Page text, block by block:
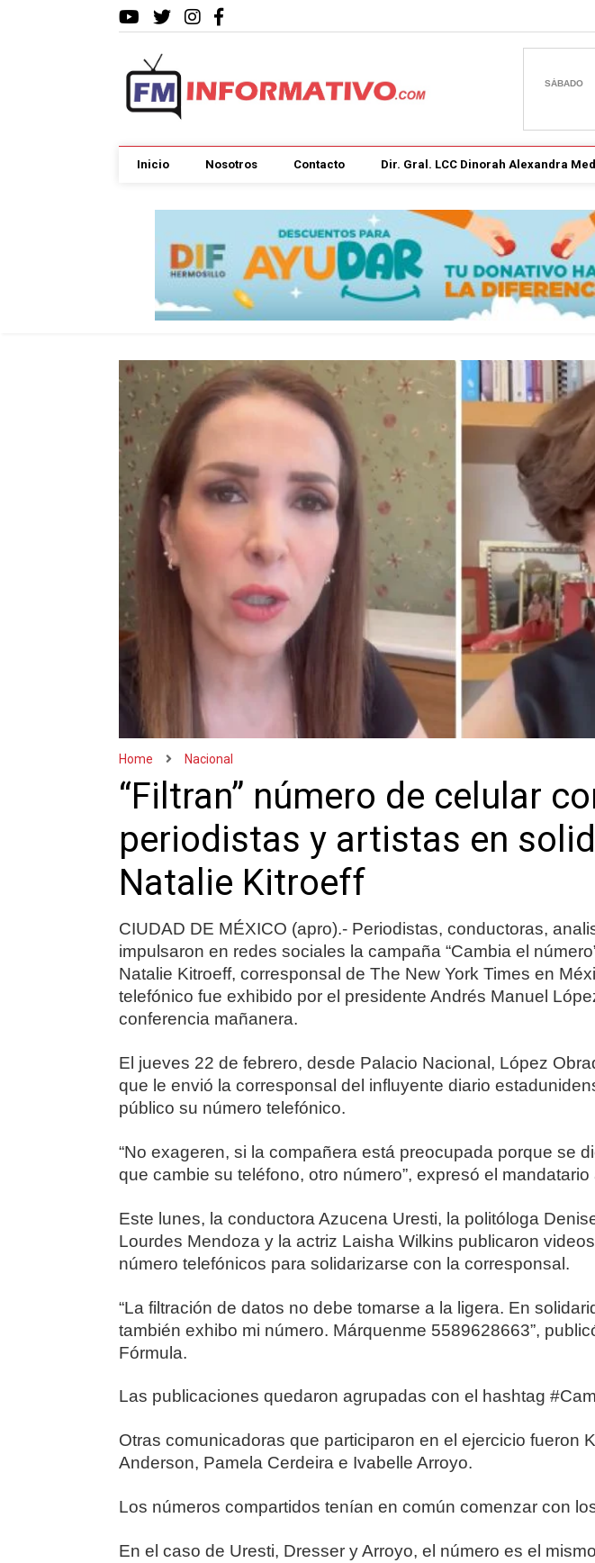
Inicio Nosotros Contacto Dir. Gral. LCC Dinorah Alexandra
Home Nacional
“Filtran” número de celular
periodistas y artistas en
Natalie Kitroeff
CIUDAD DE MÉXICO (apro).- Periodistas, conductoras,
impulsaron en redes sociales la campaña “Cambia el
Natalie Kitroeff, corresponsal de The New York Times en
telefónico fue exhibido por el presidente Andrés Manuel
conferencia mañanera.
El jueves 22 de febrero, desde Palacio Nacional, López
que le envió la corresponsal del influyente diario
público su número telefónico.
“No exageren, si la compañera está preocupada porque se
que cambie su teléfono, otro número”, expresó el
Este lunes, la conductora Azucena Uresti, la politóloga
Lourdes Mendoza y la actriz Laisha Wilkins publicaron
número telefónicos para solidarizarse con la corresponsal.
“La filtración de datos no debe tomarse a la ligera. En
también exhibo mi número. Márquenme 5589628663”,
Fórmula.
Las publicaciones quedaron agrupadas con el hashtag
Otras comunicadoras que participaron en el ejercicio fueron
Anderson, Pamela Cerdeira e Ivabelle Arroyo.
Los números compartidos tenían en común comenzar con
En el caso de Uresti, Dresser y Arroyo, el número es el